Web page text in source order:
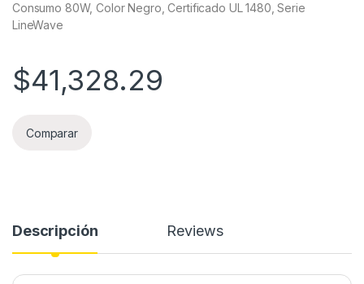
Consumo 80W, Color Negro, Certificado UL 1480, Serie
LineWave
$41,328.29
Comparar
Descripción Reviews